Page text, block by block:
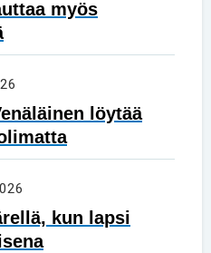
myös
löytää
kun lapsi